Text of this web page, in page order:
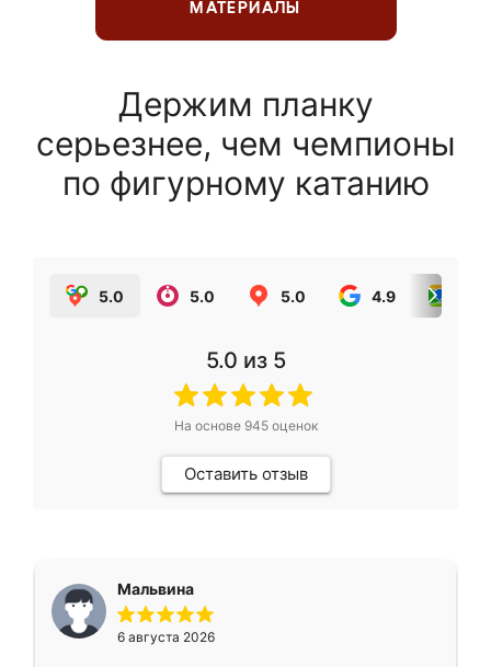
МАТЕРИАЛЫ
Держим планку
серьезнее, чем чемпионы
по фигурному катанию
5.0 5.0 5.0 4.9
5.0 из 5
На основе 945оценок
Оставить отзыв
Мальвина
6 августа 2026